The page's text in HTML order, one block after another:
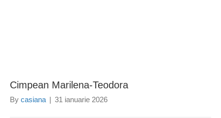
Cimpean Marilena-Teodora
By casiana | 31 ianuarie 2026